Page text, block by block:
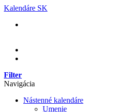
Skip
content
Kalendáre SK
Filter
Navigácia
Nástenné kalendáre
Umenie